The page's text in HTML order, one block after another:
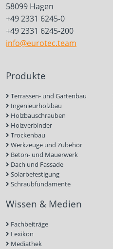
58099 Hagen
+49 2331 6245-0
+49 2331 6245-200
info@eurotec.team
Produkte
Terrassen- und Gartenbau
Ingenieurholzbau
Holzbauschrauben
Holzverbinder
Trockenbau
Werkzeuge und Zubehör
Beton- und Mauerwerk
Dach und Fassade
Solarbefestigung
Schraubfundamente
Wissen & Medien
Fachbeiträge
Lexikon
Mediathek